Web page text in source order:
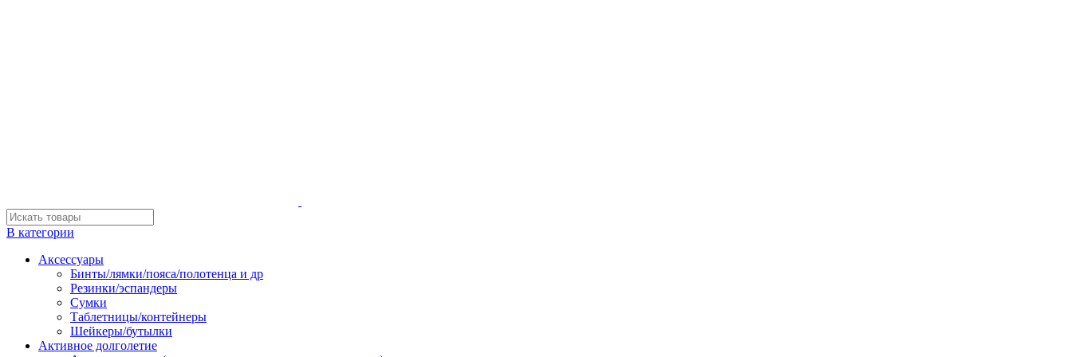
В категории
Аксессуары
Бинты/лямки/пояса/полотенца и др
Резинки/эспандеры
Сумки
Таблетницы/контейнеры
Шейкеры/бутылки
Активное долголетие